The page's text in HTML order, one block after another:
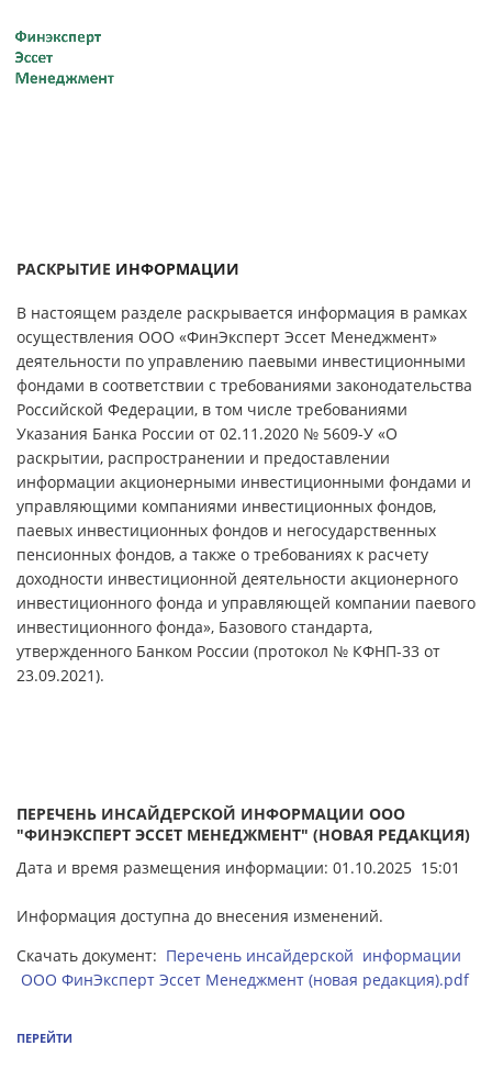
РАСКРЫТИЕ ИНФОРМАЦИИ
В настоящем разделе раскрывается информация в рамках
осуществления ООО «ФинЭксперт Эссет Менеджмент»
деятельности по управлению паевыми инвестиционными
фондами в соответствии с требованиями законодательства
Российской Федерации, в том числе требованиями
Указания Банка России от 02.11.2020 № 5609-У «О
раскрытии, распространении и предоставлении
информации акционерными инвестиционными фондами и
управляющими компаниями инвестиционных фондов,
паевых инвестиционных фондов и негосударственных
пенсионных фондов, а также о требованиях к расчету
доходности инвестиционной деятельности акционерного
инвестиционного фонда и управляющей компании паевого
инвестиционного фонда», Базового стандарта,
утвержденного Банком России (протокол № КФНП-33 от
23.09.2021).
ПЕРЕЧЕНЬ ИНСАЙДЕРСКОЙ ИНФОРМАЦИИ ООО
"ФИНЭКСПЕРТ ЭССЕТ МЕНЕДЖМЕНТ" (НОВАЯ РЕДАКЦИЯ)
Дата и время размещения информации: 01.10.2025 15:01
Информация доступна до внесения изменений.
Скачать документ: Перечень инсайдерской информации
ООО ФинЭксперт Эссет Менеджмент (новая редакция).pdf
ПЕРЕЙТИ